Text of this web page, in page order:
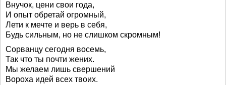
Внучок, цени свои года,
И опыт обретай огромный,
Лети к мечте и верь в себя,
Будь сильным, но не слишком скромным!
Сорванцу сегодня восемь,
Так что ты почти жених.
Мы желаем лишь свершений
Вороха идей всех твоих.